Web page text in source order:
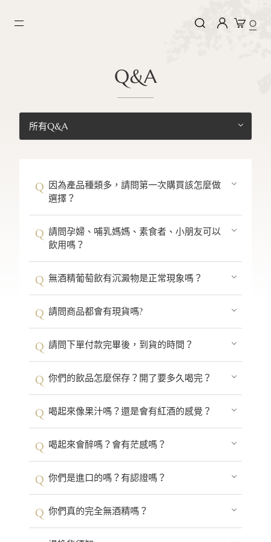
0
Q&A
所有Q&A
因為產品種類多，請問第一次購買該怎麼做
選擇？
請問孕婦、哺乳媽媽、素食者、小朋友可以
飲用嗎？
無酒精葡萄飲有沉澱物是正常現象嗎？
請問商品都會有現貨嗎?
請問下單付款完畢後，到貨的時間？
你們的飲品怎麼保存？開了要多久喝完？
喝起來像果汁嗎？還是會有紅酒的感覺？
喝起來會醉嗎？會有茫感嗎？
你們是進口的嗎？有認證嗎？
你們真的完全無酒精嗎？